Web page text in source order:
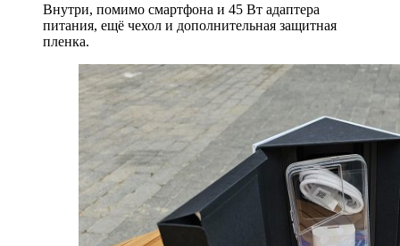
Внутри, помимо смартфона и 45 Вт адаптера
питания, ещё чехол и дополнительная защитная
пленка.